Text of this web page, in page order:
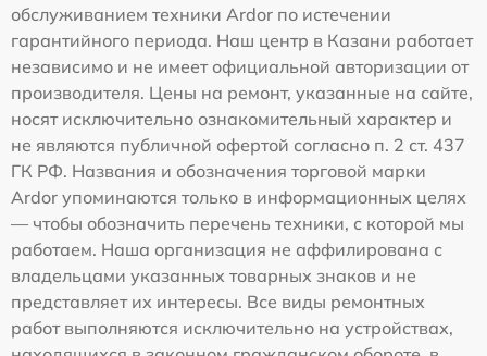
обслуживанием техники Ardor по истечении
гарантийного периода. Наш центр в Казани работает
независимо и не имеет официальной авторизации от
производителя. Цены на ремонт, указанные на сайте,
носят исключительно ознакомительный характер и
не являются публичной офертой согласно п. 2 ст. 437
ГК РФ. Названия и обозначения торговой марки
Ardor упоминаются только в информационных целях
— чтобы обозначить перечень техники, с которой мы
работаем. Наша организация не аффилирована с
владельцами указанных товарных знаков и не
представляет их интересы. Все виды ремонтных
работ выполняются исключительно на устройствах,